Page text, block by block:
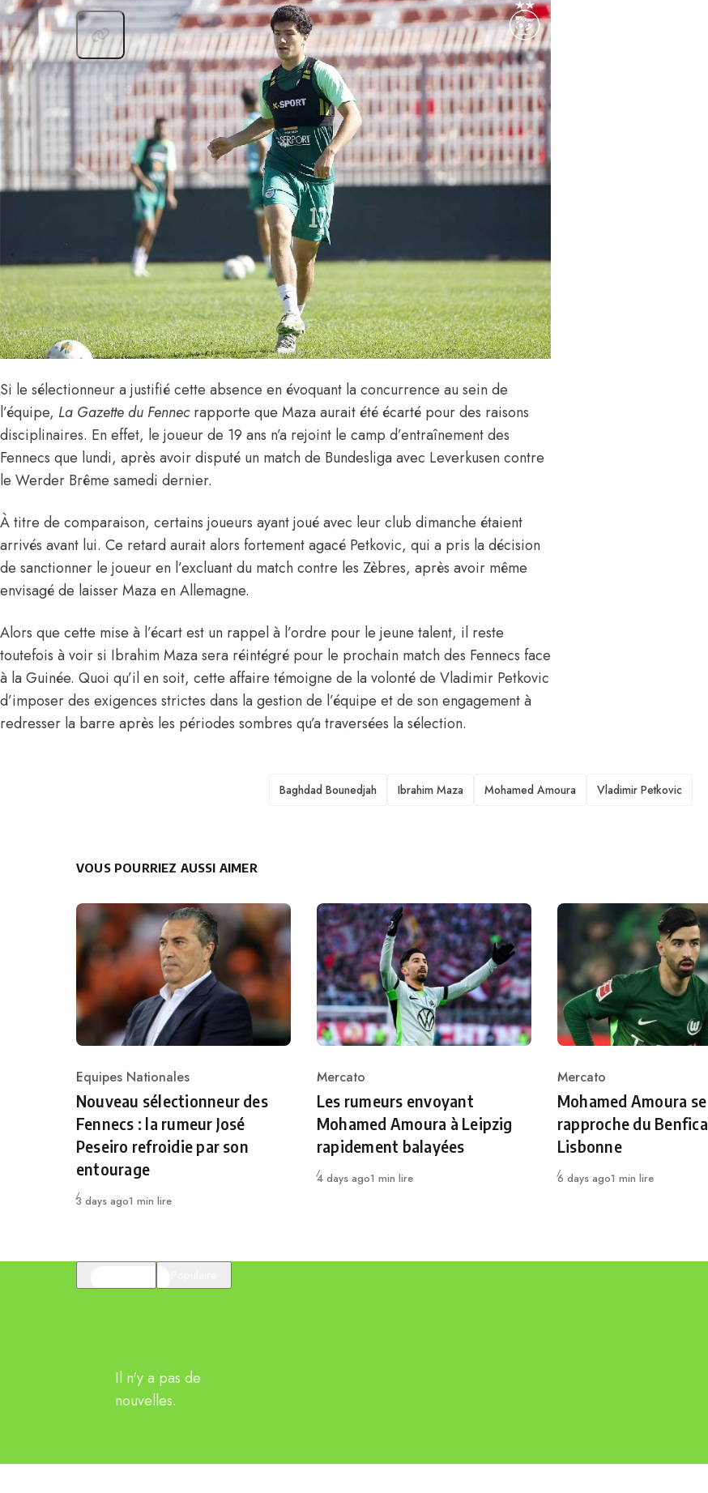
Si le sélectionneur a justifié cette absence en évoquant la concurrence au sein de
l’équipe, La Gazette du Fennecrapporte que Maza aurait été écarté pour des raisons
disciplinaires. En effet, le joueur de 19 ans n’a rejoint le camp d’entraînement des
Fennecs que lundi, après avoir disputé un match de Bundesliga avec Leverkusen contre
le Werder Brême samedi dernier.
À titre de comparaison, certains joueurs ayant joué avec leur club dimanche étaient
arrivés avant lui. Ce retard aurait alors fortement agacé Petkovic, qui a pris la décision
de sanctionner le joueur en l’excluant du match contre les Zèbres, après avoir même
envisagé de laisser Maza en Allemagne.
Alors que cette mise à l’écart est un rappel à l’ordre pour le jeune talent, il reste
toutefois à voir si Ibrahim Maza sera réintégré pour le prochain match des Fennecs face
à la Guinée. Quoi qu’il en soit, cette affaire témoigne de la volonté de Vladimir Petkovic
d’imposer des exigences strictes dans la gestion de l’équipe et de son engagement à
redresser la barre après les périodes sombres qu’a traversées la sélection.
TAGS
Baghdad Bounedjah Ibrahim Maza Mohamed Amoura Vladimir Petkovic
VOUS POURRIEZ AUSSI AIMER
Category
Equipes Nationales
Nouveau sélectionneur des
Fennecs : la rumeur José
Peseiro refroidie par son
entourage
Publié
3 days ago1 min lire
Category
Mercato
Les rumeurs envoyant
Mohamed Amoura à Leipzig
rapidement balayées
Publié
4 days ago1 min lire
Category
Mercato
Mohamed Amoura se
rapproche du Benfica
Lisbonne
Publié
6 days ago1 min lire
Il n'y a pas de
nouvelles.